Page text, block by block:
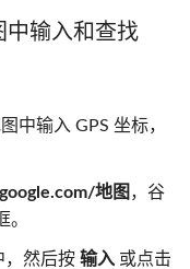
中输入和查找
中输入 GPS 坐标，
google.com/地图 ，谷
，然后按 输入 或点击